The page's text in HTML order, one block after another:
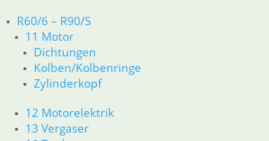
R60/6 – R90/S
11 Motor
Dichtungen
Kolben/Kolbenringe
Zylinderkopf
12 Motorelektrik
13 Vergaser
13 Vergaser
16 Tank
18 Auspuff
21 Kupplung
23 Getriebe
26 Kardanwelle
32 Lenkung
33 Antrieb